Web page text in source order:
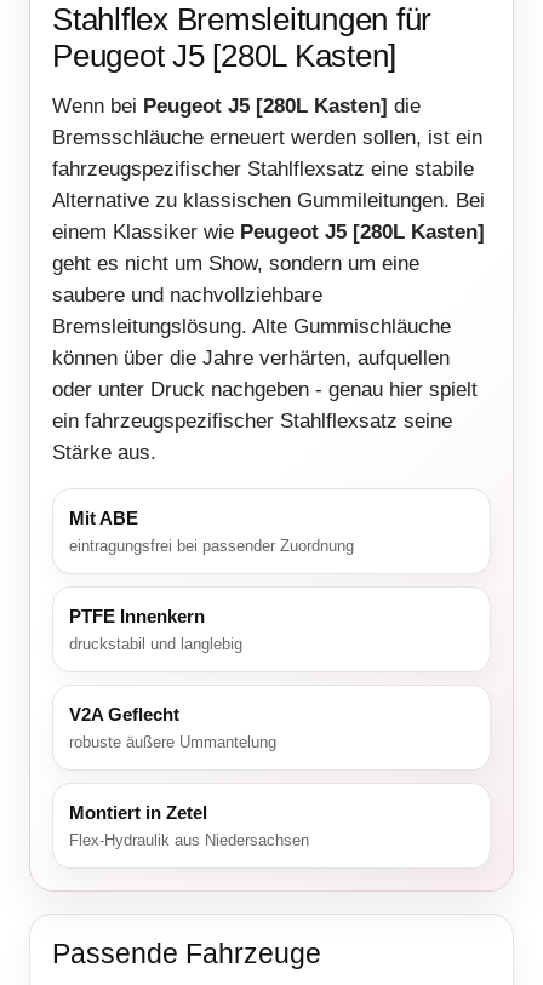
Stahlflex Bremsleitungen für
Peugeot J5 [280L Kasten]
Wenn bei Peugeot J5 [280L Kasten] die
Bremsschläuche erneuert werden sollen, ist ein
fahrzeugspezifischer Stahlflexsatz eine stabile
Alternative zu klassischen Gummileitungen. Bei
einem Klassiker wie Peugeot J5 [280L Kasten]
geht es nicht um Show, sondern um eine
saubere und nachvollziehbare
Bremsleitungslösung. Alte Gummischläuche
können über die Jahre verhärten, aufquellen
oder unter Druck nachgeben - genau hier spielt
ein fahrzeugspezifischer Stahlflexsatz seine
Stärke aus.
Mit ABE
eintragungsfrei bei passender Zuordnung
PTFE Innenkern
druckstabil und langlebig
V2A Geflecht
robuste äußere Ummantelung
Montiert in Zetel
Flex-Hydraulik aus Niedersachsen
Passende Fahrzeuge